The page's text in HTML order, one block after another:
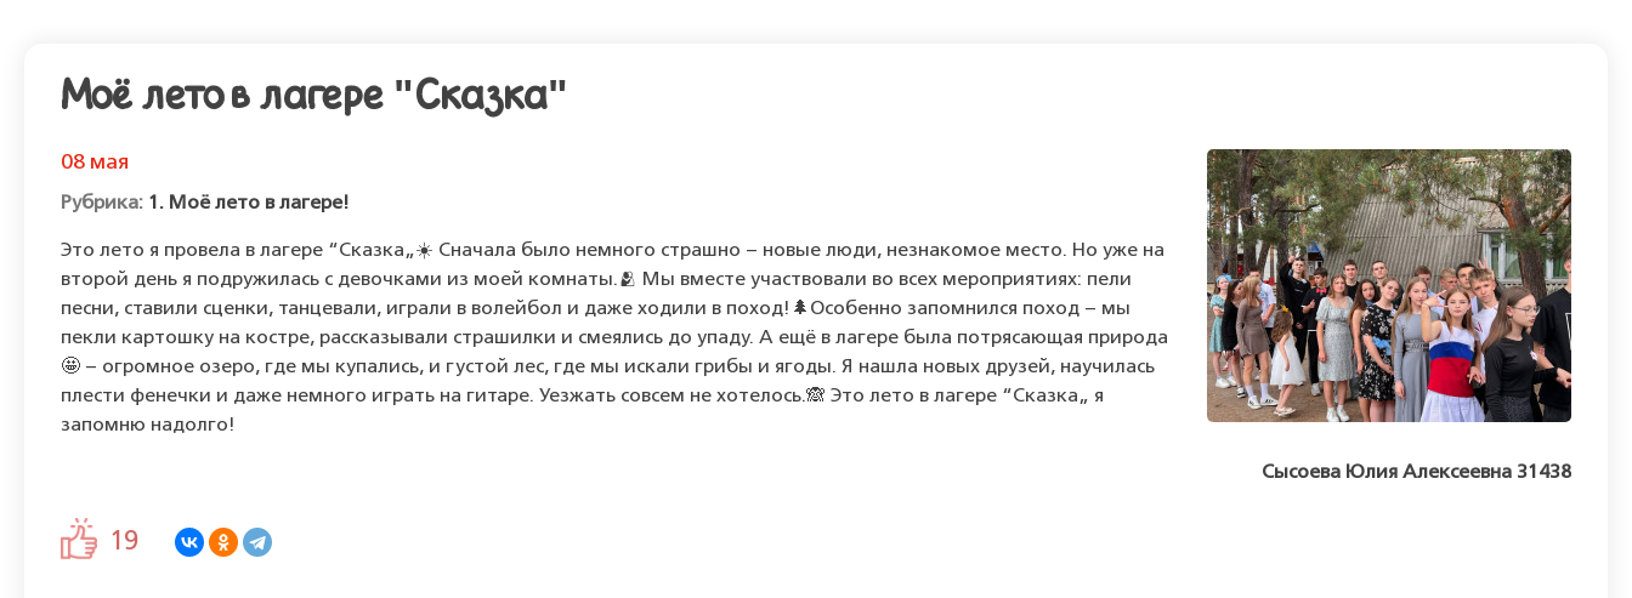
Моё лето в лагере "Сказка"
08 мая
1. Моё лето в лагере!
Это лето я провела в лагере “Сказка„☀️ Сначала было немного страшно – новые люди, незнакомое место. Но уже на
второй день я подружилась с девочками из моей комнаты.🫂 Мы вместе участвовали во всех мероприятиях: пели
песни, ставили сценки, танцевали, играли в волейбол и даже ходили в поход!🌲Особенно запомнился поход – мы
пекли картошку на костре, рассказывали страшилки и смеялись до упаду. А ещё в лагере была потрясающая природа
🤩 – огромное озеро, где мы купались, и густой лес, где мы искали грибы и ягоды. Я нашла новых друзей, научилась
плести фенечки и даже немного играть на гитаре. Уезжать совсем не хотелось.🙈 Это лето в лагере “Сказка„ я
запомню надолго!
Сысоева Юлия Алексеевна 31438
19